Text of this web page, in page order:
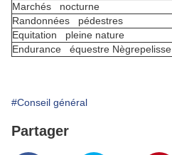
Marchés nocturne
Randonnées pédestres
Equitation pleine nature
Endurance équestre Nègrepelisse
#Conseil général
Partager